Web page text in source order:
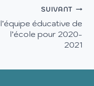
SUIVANT
l’équipe éducative de
l’école pour 2020-
2021